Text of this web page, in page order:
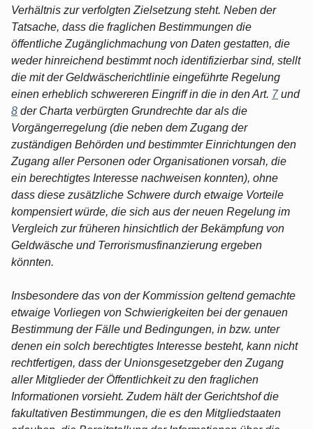
Verhältnis zur verfolgten Zielsetzung steht. Neben der
Tatsache, dass die fraglichen Bestimmungen die
öffentliche Zugänglichmachung von Daten gestatten, die
weder hinreichend bestimmt noch identifizierbar sind, stellt
die mit der Geldwäscherichtlinie eingeführte Regelung
einen erheblich schwereren Eingriff in die in den Art. 7und
8 der Charta verbürgten Grundrechte dar als die
Vorgängerregelung (die neben dem Zugang der
zuständigen Behörden und bestimmter Einrichtungen den
Zugang aller Personen oder Organisationen vorsah, die
ein berechtigtes Interesse nachweisen konnten), ohne
dass diese zusätzliche Schwere durch etwaige Vorteile
kompensiert würde, die sich aus der neuen Regelung im
Vergleich zur früheren hinsichtlich der Bekämpfung von
Geldwäsche und Terrorismusfinanzierung ergeben
könnten.
Insbesondere das von der Kommission geltend gemachte
etwaige Vorliegen von Schwierigkeiten bei der genauen
Bestimmung der Fälle und Bedingungen, in bzw. unter
denen ein solch berechtigtes Interesse besteht, kann nicht
rechtfertigen, dass der Unionsgesetzgeber den Zugang
aller Mitglieder der Öffentlichkeit zu den fraglichen
Informationen vorsieht. Zudem hält der Gerichtshof die
fakultativen Bestimmungen, die es den Mitgliedstaaten